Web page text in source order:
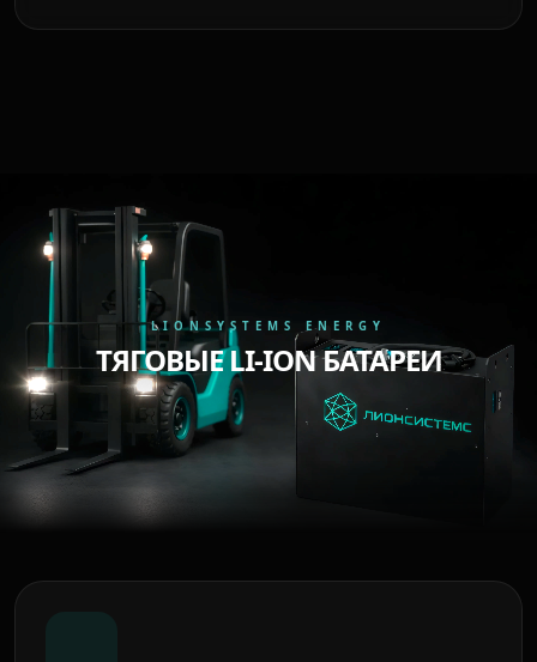
LIONSYSTEMS ENERGY
ТЯГОВЫЕ LI-ION БАТАРЕИ